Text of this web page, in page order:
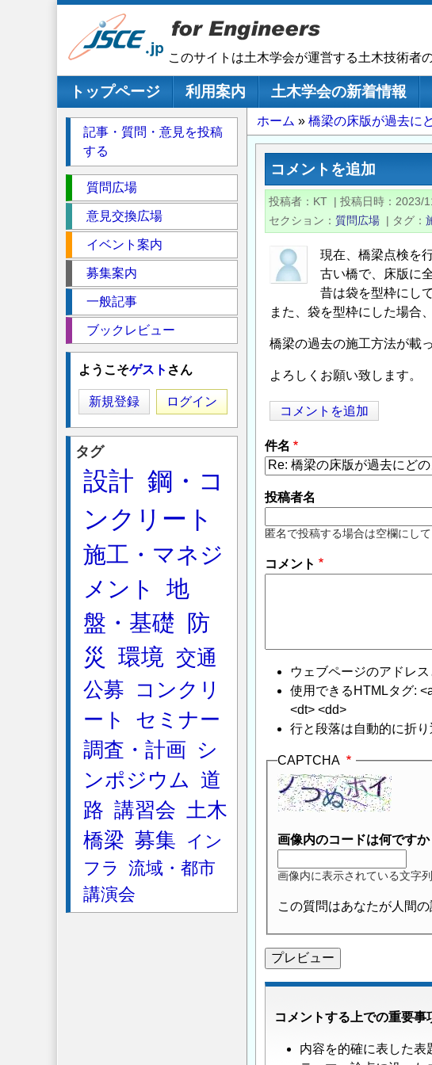
このサイトは土木学会が運営する土木技術者
メインナビゲーション
トップページ 利用案内 土木学会の新着情報
パ
ン
ず
ホーム 橋梁の床版が過去に
コメントを追加
投稿者 KT | 投稿日時
2023/
セクション
質問広場 | タグ
現在、橋梁点検を
古い橋で、床版に
昔は袋を型枠にし
また、袋を型枠にした場合
橋梁の過去の施工方法が載
よろしくお願い致します。
コメントを追加
件名
投稿者名
匿名で投稿する場合は空欄にして
コメント
ウェブページのアドレ
使用できるHTMLタグ:
<dt> <dd>
行と段落は自動的に折り
CAPTCHA
画像内のコードは何ですか
画像内に表示されている文字
この質問はあなたが人間
コメントする上での重要事
内容を的確に表した表
記事・質問・意見を投稿
する
ク
シ
質問広場
意見交換広場
イベント案内
募集案内
一般記事
ブックレビュー
ようこそゲスト さん
新規登録 ログイン
タグ
設計 鋼・コ
ンクリート
施工・マネジ
メント
地
盤・基礎
防
災
環境 交通
公募
コンクリ
ート
セミナー
調査・計画
シ
ンポジウム 道
路 講習会 土木
橋梁 募集
イン
フラ
流域・都市
講演会